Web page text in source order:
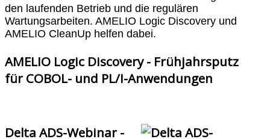
den laufenden Betrieb und die regulären
Wartungsarbeiten. AMELIO Logic Discovery und
AMELIO CleanUp helfen dabei.
AMELIO Logic Discovery - Frühjahrsputz
für COBOL- und PL/I-Anwendungen
Delta ADS-Webinar -